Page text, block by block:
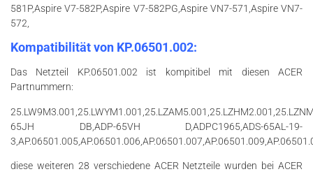
581P,Aspire V7-582P,Aspire V7-582PG,Aspire VN7-571,Aspire VN7-
572,
Kompatibilität von KP.06501.002:
Das Netzteil KP.06501.002 ist kompitibel mit diesen ACER
Partnummern:
65JH DB,ADP-65VH D,ADPC1965,ADS-65AL-19-
diese weiteren 28 verschiedene ACER Netzteile wurden bei ACER